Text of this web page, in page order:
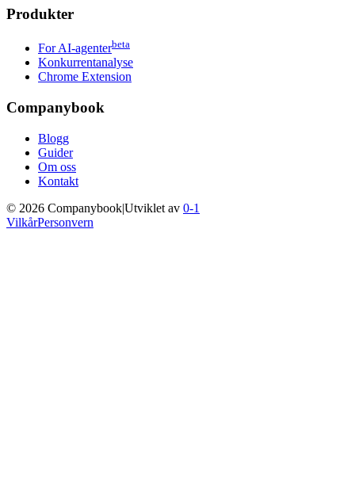
Produkter
For AI-agenterbeta
Konkurrentanalyse
Chrome Extension
Companybook
Blogg
Guider
Om oss
Kontakt
© 2026 Companybook|Utviklet av 0-1
VilkårPersonvern